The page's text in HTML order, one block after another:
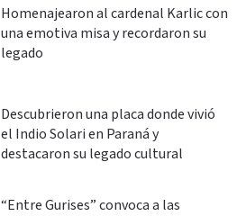
Homenajearon al cardenal Karlic con
una emotiva misa y recordaron su
legado
Descubrieron una placa donde vivió
el Indio Solari en Paraná y
destacaron su legado cultural
“Entre Gurises” convoca a las